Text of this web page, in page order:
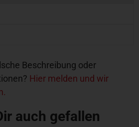
Beschreibung oder
Hier melden und wir
auch gefallen